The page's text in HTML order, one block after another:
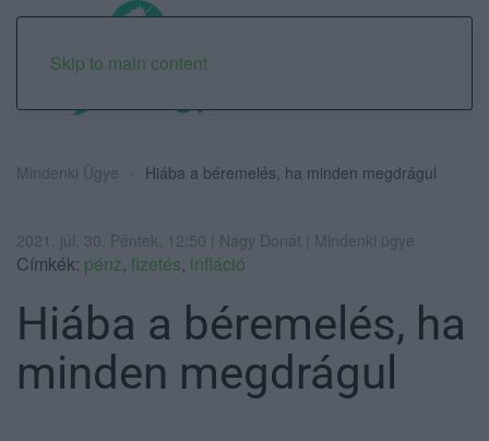
Skip to main content
Mindenki Ügye Hiába a béremelés, ha minden megdrágul
2021. júl. 30. Péntek, 12:50 | Nagy Donát | Mindenki ügye
Címkék: pénz, fizetés, infláció
Hiába a béremelés, ha
minden megdrágul